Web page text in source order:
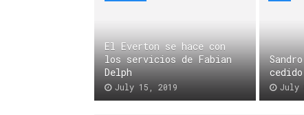
El Everton se hace con
los servicios de Fabian
Delph
July 15, 2019 July